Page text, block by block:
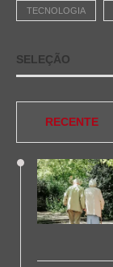
TECNOLOGIA
SELEÇÃO
RECENTE